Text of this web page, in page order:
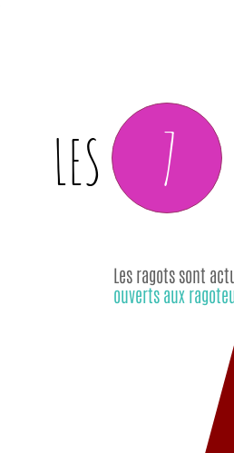
LES 7
Les ragots sont
ouverts aux